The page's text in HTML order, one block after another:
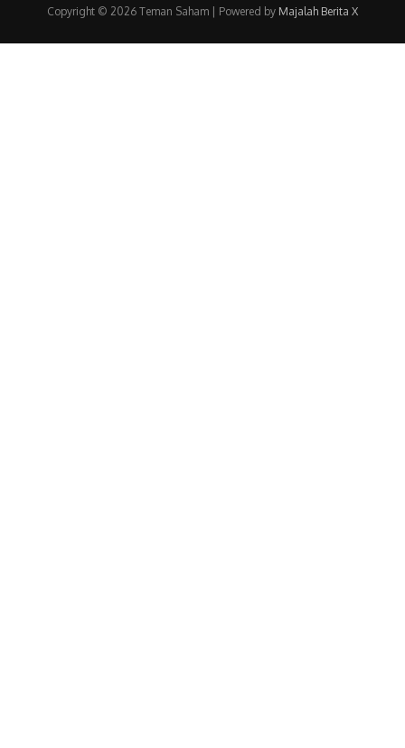
Copyright © 2026 Teman Saham | Powered by Majalah Berita X